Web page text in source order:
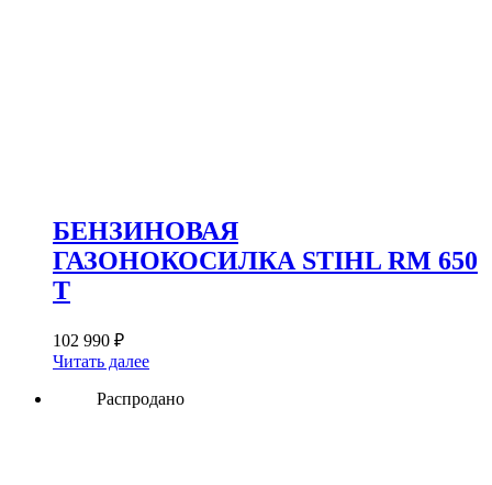
БЕНЗИНОВАЯ
ГАЗОНОКОСИЛКА STIHL RM 650
T
102 990 ₽
Читать далее
Распродано